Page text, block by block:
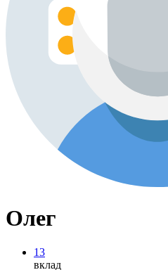
Олег
13
вклад